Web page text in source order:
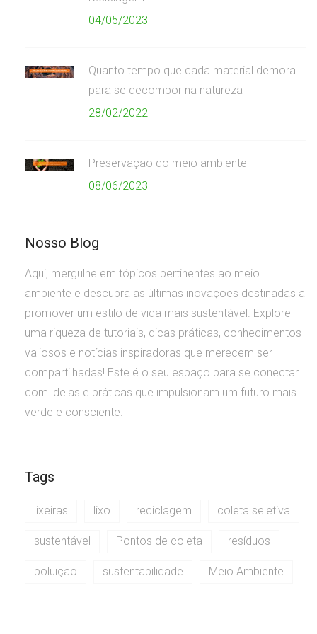
04/05/2023
Quanto tempo que cada material demora
para se decompor na natureza
28/02/2022
Preservação do meio ambiente
08/06/2023
Nosso Blog
Aqui, mergulhe em tópicos pertinentes ao meio
ambiente e descubra as últimas inovações destinadas a
promover um estilo de vida mais sustentável. Explore
uma riqueza de tutoriais, dicas práticas, conhecimentos
valiosos e notícias inspiradoras que merecem ser
compartilhadas! Este é o seu espaço para se conectar
com ideias e práticas que impulsionam um futuro mais
verde e consciente.
Tags
lixeiras lixo reciclagem coleta seletiva
sustentável Pontos de coleta resíduos
poluição sustentabilidade Meio Ambiente